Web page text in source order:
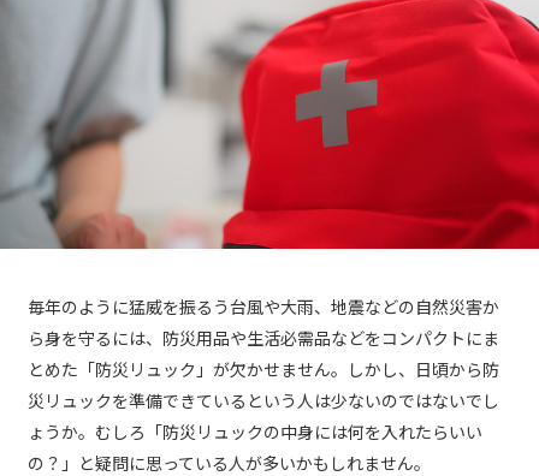
毎年のように猛威を振るう台風や大雨、地震などの自然災害か
ら身を守るには、防災用品や生活必需品などをコンパクトにま
とめた「防災リュック」が欠かせません。しかし、日頃から防
災リュックを準備できているという人は少ないのではないでし
ょうか。むしろ「防災リュックの中身には何を入れたらいい
の？」と疑問に思っている人が多いかもしれません。